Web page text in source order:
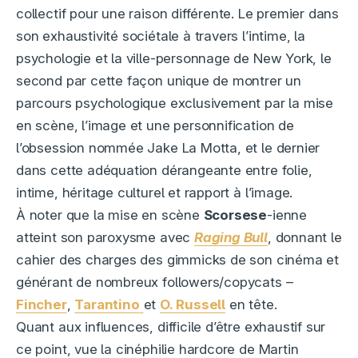
collectif pour une raison différente. Le premier dans
son exhaustivité sociétale à travers l’intime, la
psychologie et la ville-personnage de New York, le
second par cette façon unique de montrer un
parcours psychologique exclusivement par la mise
en scène, l’image et une personnification de
l’obsession nommée Jake La Motta, et le dernier
dans cette adéquation dérangeante entre folie,
intime, héritage culturel et rapport à l’image.
À noter que la mise en scène Scorsese-ienne
atteint son paroxysme avec Raging Bull, donnant le
cahier des charges des gimmicks de son cinéma et
générant de nombreux followers/copycats –
Fincher, Tarantino et O. Russell en tête.
Quant aux influences, difficile d’être exhaustif sur
ce point, vue la cinéphilie hardcore de Martin